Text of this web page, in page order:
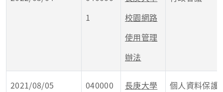
1
校園網路
使用管理
辦法
2021/08/05
040000
長庚大學
個人資料保護